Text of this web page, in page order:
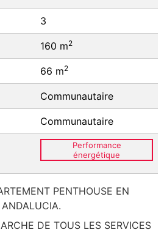
3
160 m2
66 m2
Communautaire
Communautaire
Performance
énergétique
PENTHOUSE EN
DE TOUS LES SERVICES